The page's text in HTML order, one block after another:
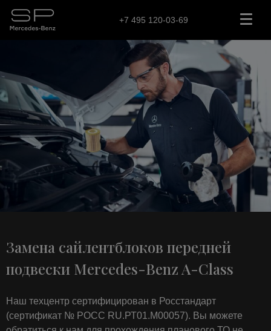
+7 495 120-03-69
Замена сайлентблоков передней
подвески Mercedes-Benz A-Class
Наш техцентр сертифицирован в Росстандарт
(сертификат № РОСС RU.РТ01.М00057). Вы можете